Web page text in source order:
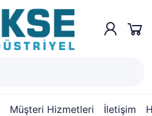
Müşteri Hizmetleri İletişim